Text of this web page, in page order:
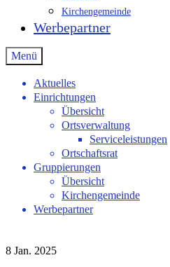
Kirchengemeinde
Werbepartner
Menü
Aktuelles
Einrichtungen
Übersicht
Ortsverwaltung
Serviceleistungen
Ortschaftsrat
Gruppierungen
Übersicht
Kirchengemeinde
Werbepartner
8 Jan. 2025